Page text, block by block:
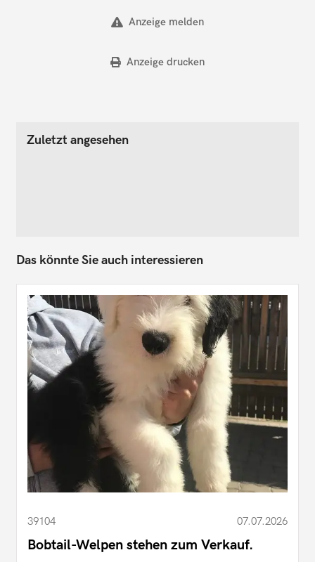
Anzeige melden
Anzeige drucken
Zuletzt angesehen
Das könnte Sie auch interessieren
39104 07.07.2026
Bobtail-Welpen stehen zum Verkauf.